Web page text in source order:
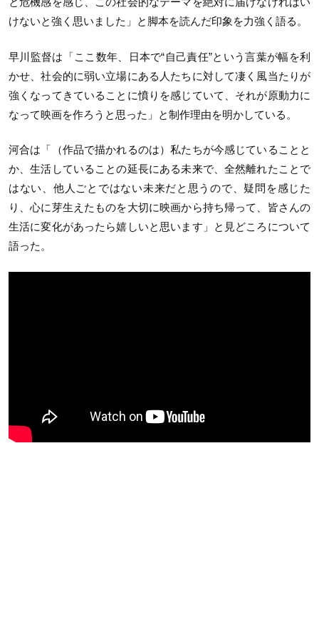
けないと強く思いました」と脚本を読んだ印象を力強く語る。
早川監督は「ここ数年、日本で“自己責任”という言葉が幅を利
かせ、社会的に弱い立場にある人たちに対して凄く風当たりが
強くなってきていることに憤りを感じていて、それが原動力に
なって映画を作ろうと思った」と制作理由を明かしている。
河合は「（作品で描かれるのは）私たちが今感じていることと
か、生活していることの延長にある未来で、全然離れたことで
はない、他人ごとではない未来だと思うので、疑問を感じた
り、心に芽生えたものを大切に映画から持ち帰って、皆さんの
生活に変化があったら嬉しいと思います」と見どころについて
語った。